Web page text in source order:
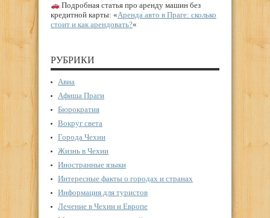
Подробная статья про аренду машин без
кредитной карты: «Аренда авто в Праге: сколько
стоит и как арендовать?«
РУБРИКИ
Авиа
Афиша Праги
Бюрократия
Вокруг света
Города Чехии
Жизнь в Чехии
Иностранные языки
Интересные факты о городах и странах
Информация для туристов
Лечение в Чехии и Европе